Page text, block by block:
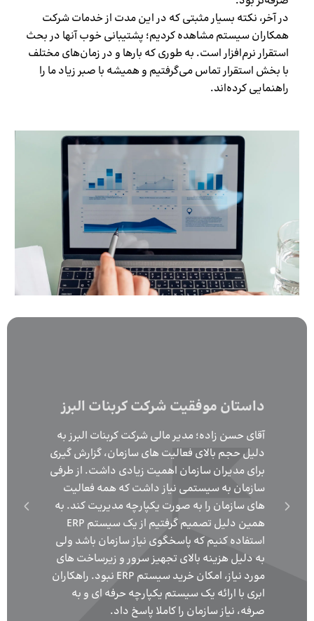
در آخر، نکته بسیار مثبتی که در این مدت از خدمات شرکت
همکاران سیستم مشاهده کردیم؛ پشتیبانی خوب آنها در بحث
استقرار نرم‌افزار است. به طوری که بارها و در زمان‌های مختلف
با بخش استقرار تماس می‌گرفتیم و همیشه با صبر زیاد ما را
راهنمایی کرده‌اند.
داستان
آقای حسن زاده؛
دلیل حجم بالای
برای مدیران
سازمان به
‌های سازمان را
استفاده کنیم
به دلیل هزینه
ابری با ارائه
شرکت دنا بهریز
دنا بهریز؛
و انبار شرکت در محل کارخانه در
قرار دارد و دفتر مرکزی شرکت